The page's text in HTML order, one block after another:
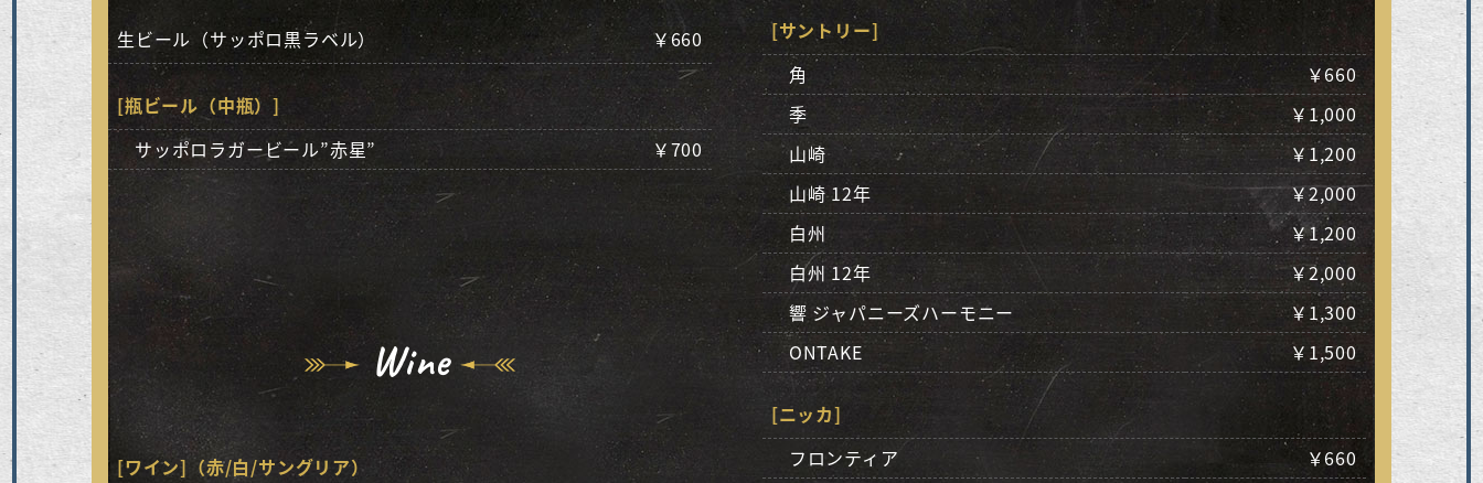
生ビール（サッポロ黒ラベル） ￥660
[瓶ビール（中瓶）]
サッポロラガービール”赤星”
￥700
Wine
[ワイン]（赤/白/サングリア）
[サントリー]
角
￥660
季
￥1,000
山崎
￥1,200
山崎 12年
￥2,000
白州
￥1,200
白州 12年
￥2,000
響 ジャパニーズハーモニー
￥1,300
ONTAKE
￥1,500
[ニッカ]
フロンティア
￥660